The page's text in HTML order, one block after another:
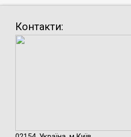
Контакти: